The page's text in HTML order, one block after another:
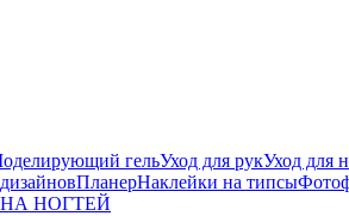
гельУход для рукУход для
ПланерНаклейки на типсы
НОГТЕЙ